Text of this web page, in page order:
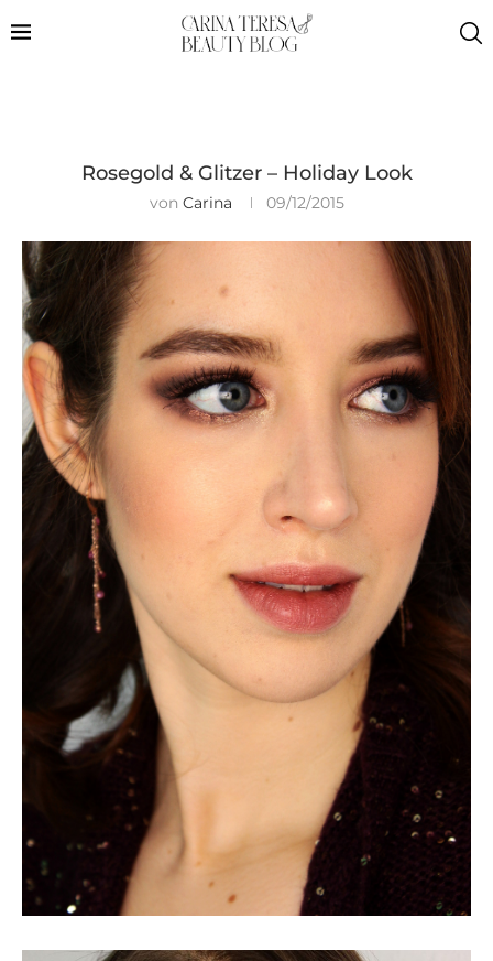
Rosegold & Glitzer – Holiday Look
von Carina 09/12/2015